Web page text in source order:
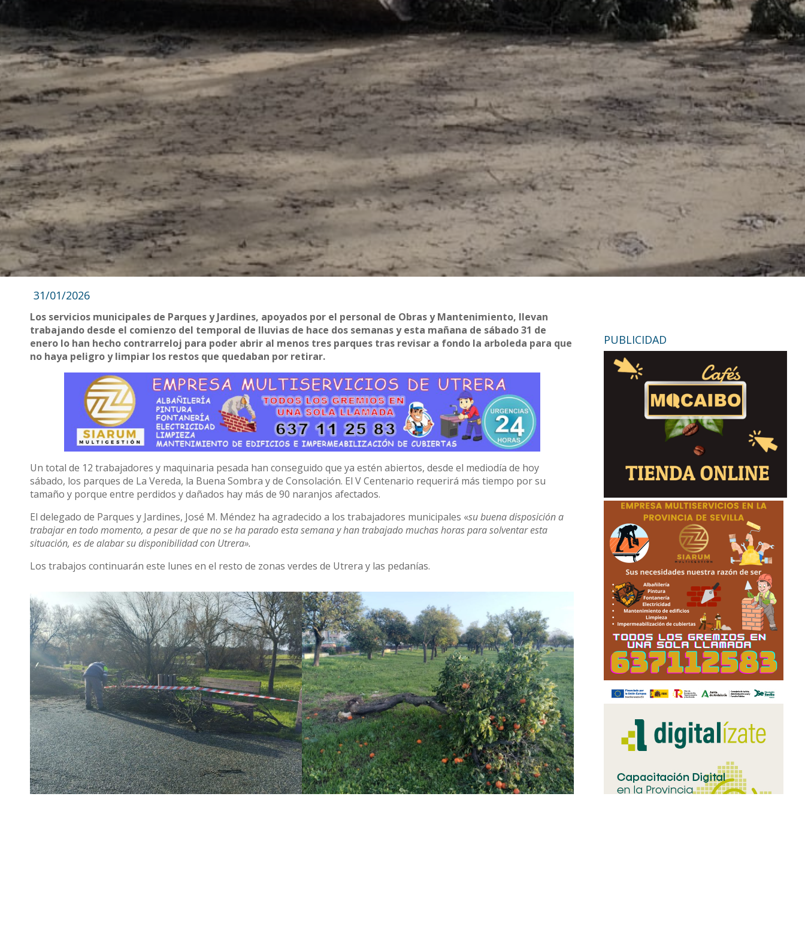
31/01/2026
Los servicios municipales de Parques y Jardines, apoyados por el personal de Obras y Mantenimiento, llevan
trabajando desde el comienzo del temporal de lluvias de hace dos semanas y esta mañana de sábado 31 de
enero lo han hecho contrarreloj para poder abrir al menos tres parques tras revisar a fondo la arboleda para que
no haya peligro y limpiar los restos que quedaban por retirar.
Un total de 12 trabajadores y maquinaria pesada han conseguido que ya estén abiertos, desde el mediodía de hoy
sábado, los parques de La Vereda, la Buena Sombra y de Consolación. El V Centenario requerirá más tiempo por su
tamaño y porque entre perdidos y dañados hay más de 90 naranjos afectados.
El delegado de Parques y Jardines, José M. Méndez ha agradecido a los trabajadores municipales «su buena disposición a
trabajar en todo momento, a pesar de que no se ha parado esta semana y han trabajado muchas horas para solventar esta
situación, es de alabar su disponibilidad con Utrera».
Los trabajos continuarán este lunes en el resto de zonas verdes de Utrera y las pedanías.
PUBLICIDAD